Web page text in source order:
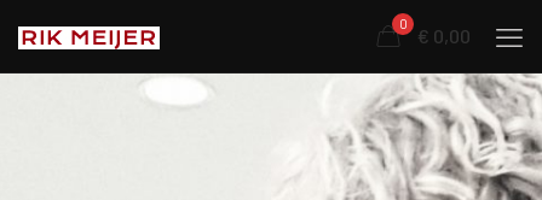
0
€ 0,00